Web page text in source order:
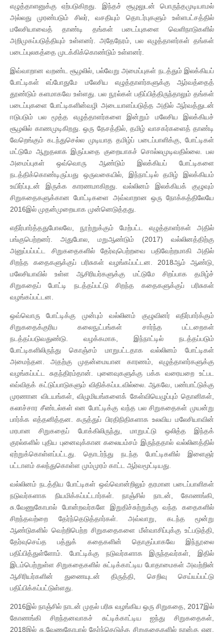
எழுத்தாளனுக்கு ஏற்படுகிறது. இந்தச் சூழலுடன் பொருந்தமுடியாமல்
அல்லது முரண்படும் சிலர், வசதியும் தொடர்புகளும் உள்ளபட்சத்தில்
மலேசியாவைத் தாண்டி தங்கள் படைப்புகளை வெளிநாடுகளில்
அறிமுகப்படுத்தியும் உள்ளனர். அதேநேரம், பல எழுத்தாளர்கள் தங்கள்
படைப்புலகத்தை முடக்கிக்கொண்டும் உள்ளனர்.
இவ்வாறான வறண்ட சூழலில், பல்வேறு அமைப்புகள் நடத்தும் இலக்கியப்
போட்டிகள் எப்போதுமே மலேசிய எழுத்தாளர்களுக்கு ஆர்வத்தைத்
தூண்டும் களமாகவே உள்ளது. பல நூல்கள் பதிப்பித்திருந்தாலும் தங்கள்
படைப்புகளை போட்டிகளின்வழி அடையாளப்படுத்த அதில் ஆர்வத்துடன்
ஈடுபடும் பல மூத்த எழுத்தாளர்களை இன்றும் மலேசிய இலக்கியச்
சூழலில் காணமுடிகிறது. ஒரு தேசத்தில், தமிழ் வாசகர்களைத் தாண்டி
வேறெங்கும் கடந்துசெல்ல முடியாத தமிழ்ப் படைப்பாளிக்கு, போட்டிகள்
மட்டுமே ஆறுதலாக இருப்பதை குறையாகச் சொல்லமுடிவதில்லை. பல
அமைப்புகள் ஒவ்வொரு ஆண்டும் இலக்கியப் போட்டிகளை
நடத்திக்கொண்டிருப்பது ஒருவகையில், இந்நாட்டில் தமிழ் இலக்கியம்
உயிர்ப்புடன் இருக்க காரணமாகிறது. வல்லினம் இலக்கியக் குழுவும்
சிறுகதைகளுக்கான போட்டிகளை அவ்வாறான ஒரு நோக்கத்திலேயே
2016இல் முதன்முறையாக முன்னெடுத்தது.
எதிர்பார்த்ததுபோலவே, நூற்றுக்கும் மேற்பட்ட எழுத்தாளர்கள் அதில்
பங்குபெற்றனர். அதுபோல, மறுஆண்டும் (2017) வல்லினத்திற்கு
அனுப்பப்பட்ட சிறுகதைகளில் தேர்வுபெற்றவை பதிவேற்றமாகி அதில்
சிறந்த கதைகளுக்குப் பரிசுகள் வழங்கப்பட்டன. 2018ஆம் ஆண்டு,
மலேசியாவில் உள்ள ஆசிரியர்களுக்கு மட்டுமே சிறப்பாக தமிழ்ச்
சிறுகதைப் போட்டி நடத்தப்பட்டு சிறந்த கதைகளுக்குப் பரிசுகள்
வழங்கப்பட்டன.
ஒவ்வொரு போட்டிக்கு முன்பும் வல்லினம் குழுவினர் எதிர்பார்க்கும்
சிறுகதைக்குரிய கலைநுட்பங்கள் சார்ந்த பட்டறைகள்
நடத்தப்படுவதுண்டு. வழக்கமாக, இந்நாட்டில் நடத்தப்படும்
போட்டிகளிலிருந்து கொஞ்சம் மாறுபட்டதாக வல்லினம் போட்டிகள்
அமைந்தன. அதற்கு முதன்மையான காரணம், எழுத்தாளர்களுக்கு
வழங்கப்பட்ட சுதந்திரம்தான். புனைவுகளுக்கு பக்க வரையறை உட்பட
எவ்விதக் கட்டுப்பாடுகளும் விதிக்கப்படவில்லை. ஆகவே, பண்பாட்டுக்கு
முரணான விடயங்கள், விழுமியங்களைக் கேள்வியெழுப்பும் தொனிகள்,
கலாச்சார சீண்டல்கள் என போட்டிக்கு வந்த பல சிறுகதைகள் முயன்று
பார்க்க எத்தனித்தன. கருத்துப் பிரதிநிதிகளாக உலவிய மலேசியாவின்
மரபான சிறுகதைப் போக்கிலிருந்து, மாறுபட்டு ஒலித்த இந்தக்
குரல்களில் புதிய புனைவுக்கான கலையம்சம் இருந்ததால் வல்லினத்தில்
ஏற்றுக்கொள்ளப்பட்டது. தொடர்ந்து நடந்த போட்டிகளில் இளைஞர்
பட்டாளம் கலந்துகொள்ள மும்முரம் காட்ட ஆர்வமூட்டியது.
வல்லினம் நடத்திய போட்டிகள் ஒவ்வொன்றிலும் தரமான படைப்பாளிகள்
நடுவர்களாக நியமிக்கப்பட்டார்கள். நாஞ்சில் நாடன், கோணங்கி,
சு.வேணுகோபால் போன்றவர்களே இறுதிச்சுற்றுக்கு வந்த கதைகளில்
சிறந்தவற்றை தேர்ந்தெடுத்தார்கள். அவ்வாறு, கடந்த மூன்று
ஆண்டுகளில் வெற்றிபெற்ற சிறுகதைகளை மீள்வாசிப்புக்கு உட்படுத்தி,
தேர்வுசெய்த பத்துக் கதைகளின் தொகுப்பாகவே இந்நூலை
பதிப்பித்துள்ளோம். போட்டிக்கு நடுவர்களாக இருந்தவர்கள், இதில்
இடம்பெற்றுள்ள சிறுகதைகளில் சுட்டிக்காட்டிய போதாமைகள் அவற்றின்
ஆசிரியர்களின் துணையுடன் திருத்தி, செறிவு செய்யப்பட்டு
பதிப்பிக்கப்பட்டுள்ளது.
2016இல் நாஞ்சில் நாடன் முதல் பரிசு வழங்கிய ஒரு சிறுகதை, 2017இல்
கோணங்கி சிறந்தனவாகச் சுட்டிக்காட்டிய ஐந்து சிறுகதைகள்,
2018இல் சு.வேணுகோபால் தேர்ந்தெடுத்த சிறுகதைகளில் நான்கு என,